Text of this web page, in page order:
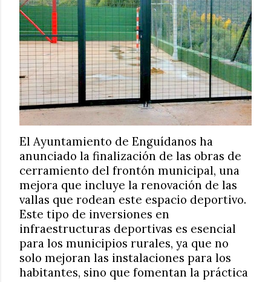
El Ayuntamiento de Enguídanos ha
anunciado la finalización de las obras de
cerramiento del frontón municipal, una
mejora que incluye la renovación de las
vallas que rodean este espacio deportivo.
Este tipo de inversiones en
infraestructuras deportivas es esencial
para los municipios rurales, ya que no
solo mejoran las instalaciones para los
habitantes, sino que fomentan la práctica